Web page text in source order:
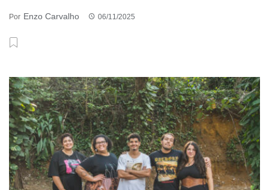
Por Enzo Carvalho 06/11/2025